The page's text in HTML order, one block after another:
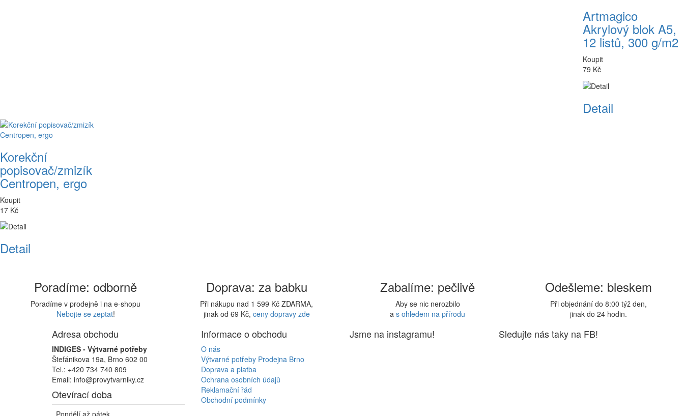
Artmagico
Akrylový blok A5,
12 listů, 300 g/m2
Koupit
79 Kč
Detail
Korekční
popisovač/zmizík
Centropen, ergo
Koupit
17 Kč
Detail
Poradíme: odborně
Poradíme v prodejně i na e-shopu
Nebojte se zeptat!
Doprava: za babku
Při nákupu nad 1 599 Kč ZDARMA,
jinak od 69 Kč, ceny dopravy zde
Zabalíme: pečlivě
Aby se nic nerozbilo
a s ohledem na přírodu
Odešleme: bleskem
Při objednání do 8:00 týž den,
jinak do 24 hodin.
Adresa obchodu
INDIGES - Výtvarné potřeby
Štefánikova 19a, Brno 602 00
Tel.: +420 734 740 809
Email: info@provytvarniky.cz
Otevírací doba
Pondělí až pátek
Informace o obchodu
O nás
Výtvarné potřeby Prodejna Brno
Doprava a platba
Ochrana osobních údajů
Reklamační řád
Obchodní podmínky
Jsme na instagramu! Sledujte nás taky na FB!